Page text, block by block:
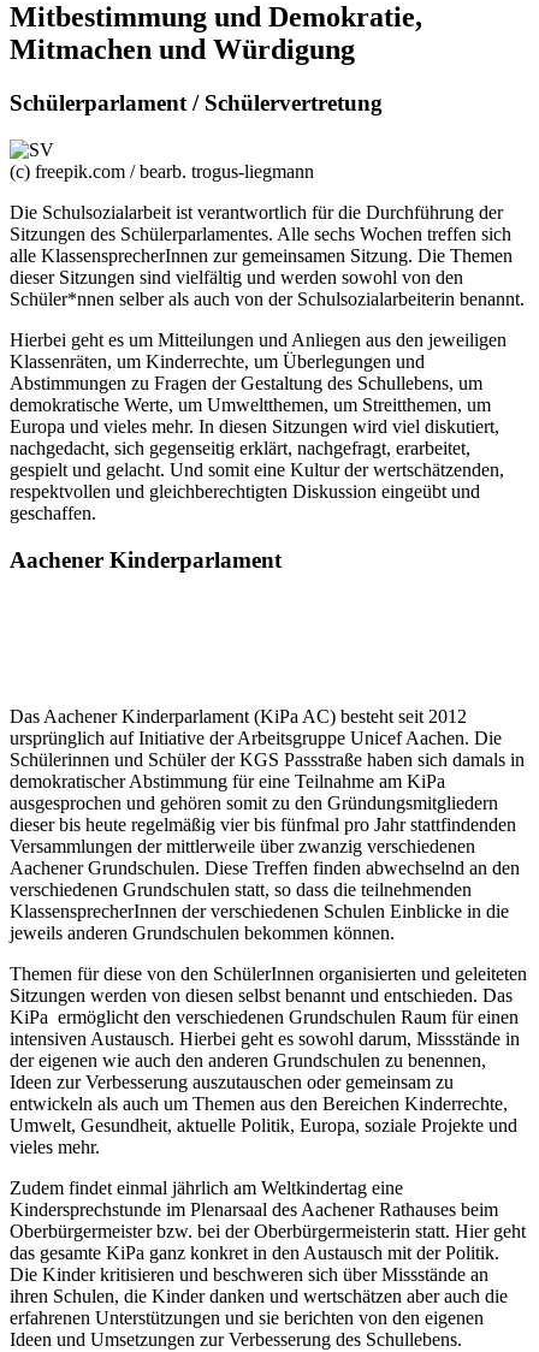
Mitbestimmung und Demokratie,
Mitmachen und Würdigung
Schülerparlament / Schülervertretung
(c) freepik.com / bearb. trogus-liegmann
Die Schulsozialarbeit ist verantwortlich für die Durchführung der
Sitzungen des Schülerparlamentes. Alle sechs Wochen treffen sich
alle KlassensprecherInnen zur gemeinsamen Sitzung. Die Themen
dieser Sitzungen sind vielfältig und werden sowohl von den
Schüler*nnen selber als auch von der Schulsozialarbeiterin benannt.
Hierbei geht es um Mitteilungen und Anliegen aus den jeweiligen
Klassenräten, um Kinderrechte, um Überlegungen und
Abstimmungen zu Fragen der Gestaltung des Schullebens, um
demokratische Werte, um Umweltthemen, um Streitthemen, um
Europa und vieles mehr. In diesen Sitzungen wird viel diskutiert,
nachgedacht, sich gegenseitig erklärt, nachgefragt, erarbeitet,
gespielt und gelacht. Und somit eine Kultur der wertschätzenden,
respektvollen und gleichberechtigten Diskussion eingeübt und
geschaffen.
Aachener Kinderparlament
Das Aachener Kinderparlament (KiPa AC) besteht seit 2012
ursprünglich auf Initiative der Arbeitsgruppe Unicef Aachen. Die
Schülerinnen und Schüler der KGS Passstraße haben sich damals in
demokratischer Abstimmung für eine Teilnahme am KiPa
ausgesprochen und gehören somit zu den Gründungsmitgliedern
dieser bis heute regelmäßig vier bis fünfmal pro Jahr stattfindenden
Versammlungen der mittlerweile über zwanzig verschiedenen
Aachener Grundschulen. Diese Treffen finden abwechselnd an den
verschiedenen Grundschulen statt, so dass die teilnehmenden
KlassensprecherInnen der verschiedenen Schulen Einblicke in die
jeweils anderen Grundschulen bekommen können.
Themen für diese von den SchülerInnen organisierten und geleiteten
Sitzungen werden von diesen selbst benannt und entschieden. Das
KiPa ermöglicht den verschiedenen Grundschulen Raum für einen
intensiven Austausch. Hierbei geht es sowohl darum, Missstände in
der eigenen wie auch den anderen Grundschulen zu benennen,
Ideen zur Verbesserung auszutauschen oder gemeinsam zu
entwickeln als auch um Themen aus den Bereichen Kinderrechte,
Umwelt, Gesundheit, aktuelle Politik, Europa, soziale Projekte und
vieles mehr.
Zudem findet einmal jährlich am Weltkindertag eine
Kindersprechstunde im Plenarsaal des Aachener Rathauses beim
Oberbürgermeister bzw. bei der Oberbürgermeisterin statt. Hier geht
das gesamte KiPa ganz konkret in den Austausch mit der Politik.
Die Kinder kritisieren und beschweren sich über Missstände an
ihren Schulen, die Kinder danken und wertschätzen aber auch die
erfahrenen Unterstützungen und sie berichten von den eigenen
Ideen und Umsetzungen zur Verbesserung des Schullebens.